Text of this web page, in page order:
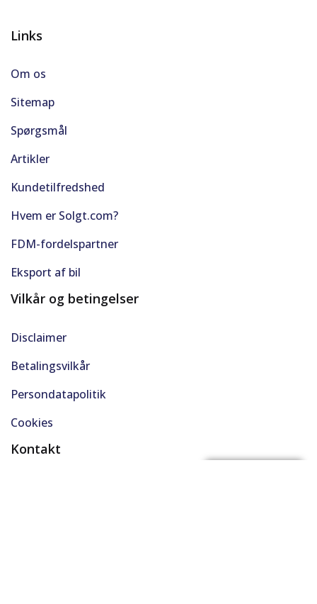
Links
Om os
Sitemap
Spørgsmål
Artikler
Kundetilfredshed
Hvem er Solgt.com?
FDM-fordelspartner
Eksport af bil
Vilkår og betingelser
Disclaimer
Betalingsvilkår
Persondatapolitik
Cookies
Kontakt